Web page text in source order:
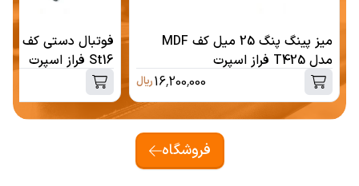
میز پینگ پنگ 25 میل کف MDF
مدل T425 فراز اسپرت
16,200,000ریال
فوتبال دستی کف
St16 فراز اسپرت
فروشگاه